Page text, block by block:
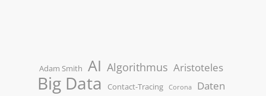
Adam Smith AI Algorithmus Aristoteles
Big Data Contact-Tracing Corona Daten